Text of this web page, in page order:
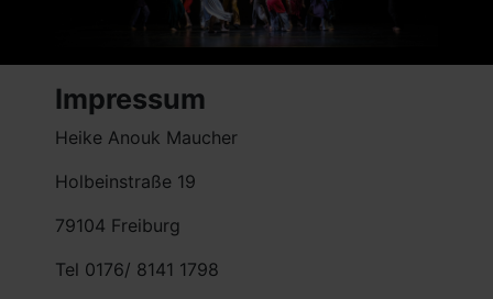
Impressum
Heike Anouk Maucher
Holbeinstraße 19
79104 Freiburg
Tel 0176/ 8141 1798